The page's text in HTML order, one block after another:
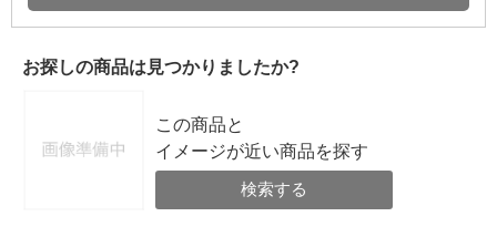
お探しの商品は見つかりましたか?
この商品と
イメージが近い商品を探す
検索する